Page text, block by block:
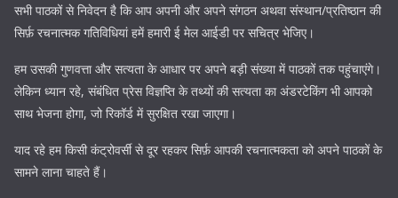
सभी पाठकों से निवेदन है कि आप अपनी और अपने संगठन अथवा संस्थान/प्रतिष्ठान की
सिर्फ़ रचनात्मक गतिविधियां हमें हमारी ई मेल आईडी पर सचित्र भेजिए।
हम उसकी गुणवत्ता और सत्यता के आधार पर अपने बड़ी संख्या में पाठकों तक पहुंचाएंगे।
लेकिन ध्यान रहे, संबंधित प्रेस विज्ञप्ति के तथ्यों की सत्यता का अंडरटेकिंग भी आपको
साथ भेजना होगा, जो रिकॉर्ड में सुरक्षित रखा जाएगा।
याद रहे हम किसी कंट्रोवर्सी से दूर रहकर सिर्फ़ आपकी रचनात्मकता को अपने पाठकों के
सामने लाना चाहते हैं।